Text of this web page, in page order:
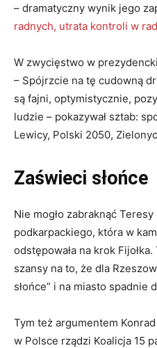
– dramatyczny wynik jego
radnych, utrata kontroli w
W zwycięstwo w
– Spójrzcie na tę cudowną
są fajni, optymistycznie,
ludzie – pokazywał sztab:
Lewicy, Polski 2050,
Zaświeci słońce
Nie mogło zabraknąć
podkarpackiego, która w
odstępowała na krok
szansy na to, że dla
słońce” i na miasto spadnie
Tym też argumentem Konrad
w Polsce rządzi Koalicja 15